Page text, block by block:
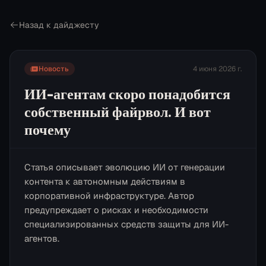
Назад к дайджесту
Новость 4 июня 2026 г.
ИИ-агентам скоро понадобится
собственный файрвол. И вот
почему
Статья описывает эволюцию ИИ от генерации
контента к автономным действиям в
корпоративной инфраструктуре. Автор
предупреждает о рисках и необходимости
специализированных средств защиты для ИИ-
агентов.